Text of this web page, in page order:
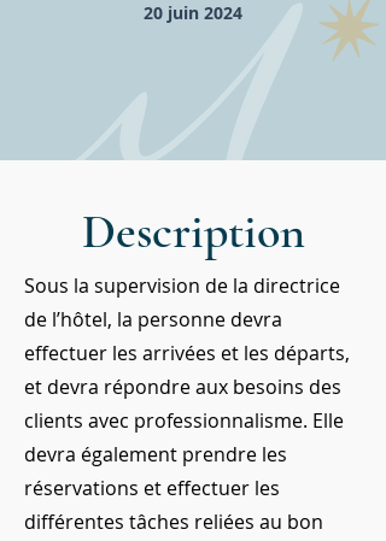
20 juin 2024
Description
Sous la supervision de la directrice
de l’hôtel, la personne devra
effectuer les arrivées et les départs,
et devra répondre aux besoins des
clients avec professionnalisme. Elle
devra également prendre les
réservations et effectuer les
différentes tâches reliées au bon